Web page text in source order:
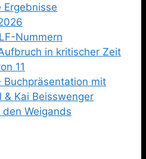
Ergebnisse
Nummern
in kritischer Zeit
11
Buchpräsentation mit
& Kai Beisswenger
Weigands